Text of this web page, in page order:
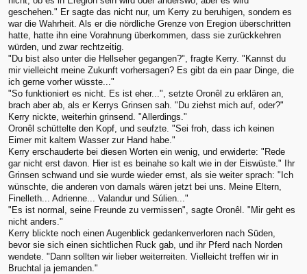
geschehen." Er sagte das nicht nur, um Kerry zu beruhigen, sondern es
war die Wahrheit. Als er die nördliche Grenze von Eregion überschritten
hatte, hatte ihn eine Vorahnung überkommen, dass sie zurückkehren
würden, und zwar rechtzeitig.
"Du bist also unter die Hellseher gegangen?", fragte Kerry. "Kannst du
mir vielleicht meine Zukunft vorhersagen? Es gibt da ein paar Dinge, die
ich gerne vorher wüsste..."
"So funktioniert es nicht. Es ist eher...", setzte Oronêl zu erklären an,
brach aber ab, als er Kerrys Grinsen sah. "Du ziehst mich auf, oder?"
Kerry nickte, weiterhin grinsend. "Allerdings."
Oronêl schüttelte den Kopf, und seufzte. "Sei froh, dass ich keinen
Eimer mit kaltem Wasser zur Hand habe."
Kerry erschauderte bei diesen Worten ein wenig, und erwiderte: "Rede
gar nicht erst davon. Hier ist es beinahe so kalt wie in der Eiswüste." Ihr
Grinsen schwand und sie wurde wieder ernst, als sie weiter sprach: "Ich
wünschte, die anderen von damals wären jetzt bei uns. Meine Eltern,
Finelleth... Adrienne... Valandur und Súlien..."
"Es ist normal, seine Freunde zu vermissen", sagte Oronêl. "Mir geht es
nicht anders."
Kerry blickte noch einen Augenblick gedankenverloren nach Süden,
bevor sie sich einen sichtlichen Ruck gab, und ihr Pferd nach Norden
wendete. "Dann sollten wir lieber weiterreiten. Vielleicht treffen wir in
Bruchtal ja jemanden."